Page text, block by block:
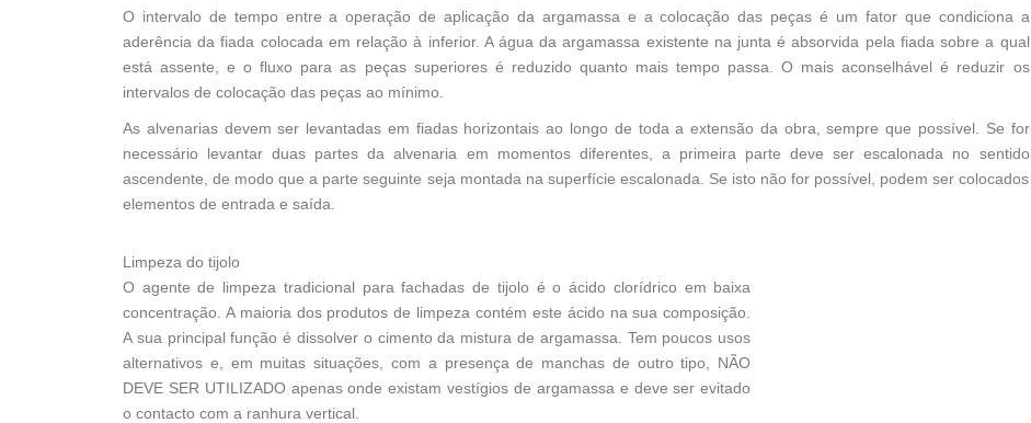
O intervalo de tempo entre a operação de aplicação da argamassa e a colocação das peças é um fator que condiciona a
aderência da fiada colocada em relação à inferior. A água da argamassa existente na junta é absorvida pela fiada sobre a qual
está assente, e o fluxo para as peças superiores é reduzido quanto mais tempo passa. O mais aconselhável é reduzir os
intervalos de colocação das peças ao mínimo.
As alvenarias devem ser levantadas em fiadas horizontais ao longo de toda a extensão da obra, sempre que possível. Se for
necessário levantar duas partes da alvenaria em momentos diferentes, a primeira parte deve ser escalonada no sentido
ascendente, de modo que a parte seguinte seja montada na superfície escalonada. Se isto não for possível, podem ser colocados
elementos de entrada e saída.
Limpeza do tijolo
O agente de limpeza tradicional para fachadas de tijolo é o ácido clorídrico em baixa
concentração. A maioria dos produtos de limpeza contém este ácido na sua composição.
A sua principal função é dissolver o cimento da mistura de argamassa. Tem poucos usos
alternativos e, em muitas situações, com a presença de manchas de outro tipo, NÃO
DEVE SER UTILIZADO apenas onde existam vestígios de argamassa e deve ser evitado
o contacto com a ranhura vertical.